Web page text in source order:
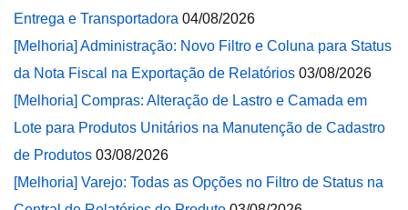
Entrega e Transportadora 04/08/2026
[Melhoria] Administração: Novo Filtro e Coluna para Status
da Nota Fiscal na Exportação de Relatórios 03/08/2026
[Melhoria] Compras: Alteração de Lastro e Camada em
Lote para Produtos Unitários na Manutenção de Cadastro
de Produtos 03/08/2026
[Melhoria] Varejo: Todas as Opções no Filtro de Status na